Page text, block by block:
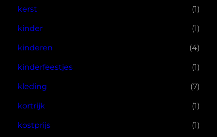
kerst (1)
kinder (1)
kinderen (4)
kinderfeestjes (1)
kleding (7)
kortrijk (1)
kostprijs (1)